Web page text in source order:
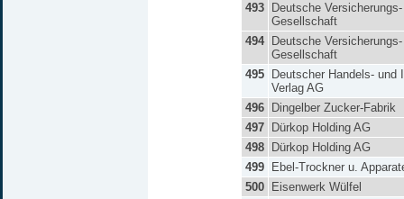
493
Deutsche Versicherungs-
Gesellschaft
494
Deutsche Versicherungs-
Gesellschaft
495
Deutscher Handels- und
Verlag AG
496
Dingelber Zucker-Fabrik
497
Dürkop Holding AG
498
Dürkop Holding AG
499
Ebel-Trockner u.
500
Eisenwerk Wülfel